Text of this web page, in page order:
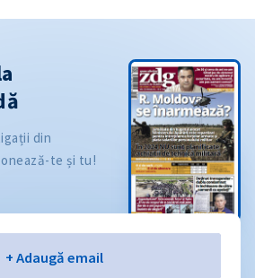
din
te și tu!
+ Adaugă email